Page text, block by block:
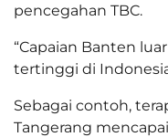
pencegahan TBC.
“Capaian Banten
tertinggi di
Sebagai contoh,
Tangerang